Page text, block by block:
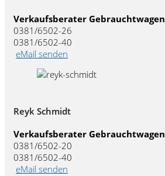
Verkaufsberater Gebrauchtwagen
0381/6502-26
0381/6502-40
eMail senden
Reyk Schmidt
Verkaufsberater Gebrauchtwagen
0381/6502-20
0381/6502-40
eMail senden